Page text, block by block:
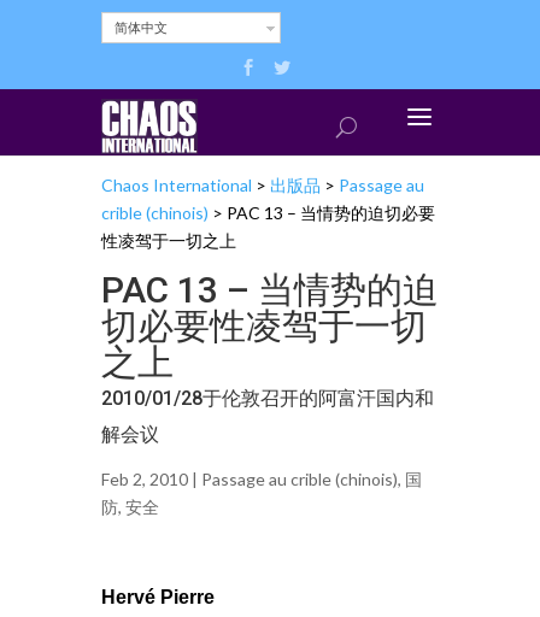
简体中文
Chaos International > 出版品 > Passage au
crible (chinois) > PAC 13 – 当情势的迫切必要
性凌驾于一切之上
PAC 13 – 当情势的迫
切必要性凌驾于一切
之上
2010/01/28于伦敦召开的阿富汗国内和
解会议
Feb 2, 2010 | Passage au crible (chinois), 国
防, 安全
Hervé Pierre